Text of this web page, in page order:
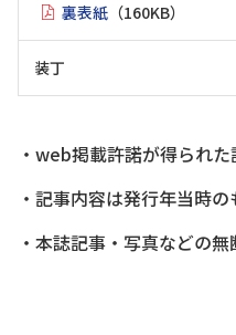
裏表紙 （160KB）
装丁
・web掲載許諾が得られた
・記事内容は発行年当時の
・本誌記事・写真などの無